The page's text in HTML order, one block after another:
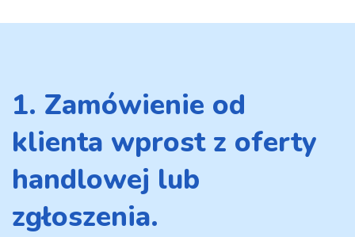
1. Zamówienie od
klienta wprost z oferty
handlowej lub
zgłoszenia.